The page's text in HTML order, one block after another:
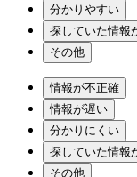
分かりやすい
探していた情報
その他
情報が不正確
情報が遅い
分かりにくい
探していた情報
その他